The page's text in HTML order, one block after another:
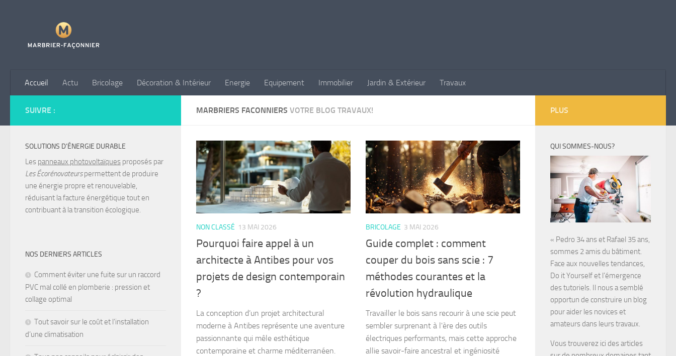
Accueil Actu Bricolage Décoration & Intérieur Energie Equipement Immobilier Jardin & Extérieur Travaux
MARBRIERS FACONNIERS VOTRE BLOG TRAVAUX!
NON CLASSÉ 13 MAI 2026
Pourquoi faire appel à un
architecte à Antibes pour vos
projets de design contemporain
?
La conception d’un projet architectural
moderne à Antibes représente une aventure
passionnante qui mêle esthétique
contemporaine et charme méditerranéen.
BRICOLAGE 3 MAI 2026
Guide complet : comment
couper du bois sans scie : 7
méthodes courantes et la
révolution hydraulique
Travailler le bois sans recourir à une scie peut
sembler surprenant à l'ère des outils
électriques performants, mais cette approche
allie savoir-faire ancestral et ingéniosité
SUIVRE :
SOLUTIONS D’ÉNERGIE DURABLE
Les panneaux photovoltaïques proposés par
Les Écorénovateurspermettent de produire
une énergie propre et renouvelable,
réduisant la facture énergétique tout en
contribuant à la transition écologique.
NOS DERNIERS ARTICLES
Comment éviter une fuite sur un raccord
PVC mal collé en plomberie : pression et
collage optimal
Tout savoir sur le coût et l’installation
d’une climatisation
PLUS
QUI SOMMES-NOUS?
« Pedro 34 ans et Rafael 35 ans,
sommes 2 amis du bâtiment.
Face aux nouvelles tendances,
Do it Yourself et l’émergence
des tutoriels. Il nous a semblé
opportun de construire un blog
pour aider les novices et
amateurs dans leurs travaux.
Vous trouverez ici des articles